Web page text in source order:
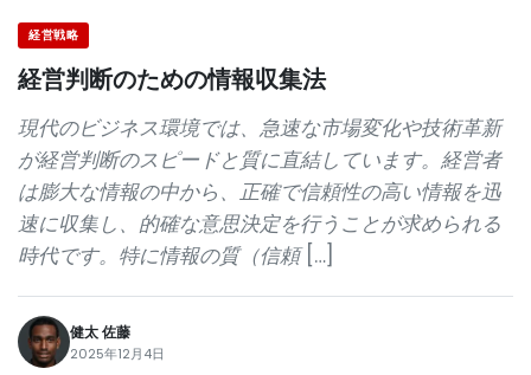
経営戦略
経営判断のための情報収集法
現代のビジネス環境では、急速な市場変化や技術革新
が経営判断のスピードと質に直結しています。経営者
は膨大な情報の中から、正確で信頼性の高い情報を迅
速に収集し、的確な意思決定を行うことが求められる
時代です。特に情報の質（信頼 […]
健太 佐藤
2025年12月4日